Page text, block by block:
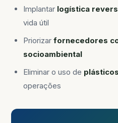
Implantar logística
vida útil
Priorizarfornecedores
socioambiental
Eliminar o uso de
operações